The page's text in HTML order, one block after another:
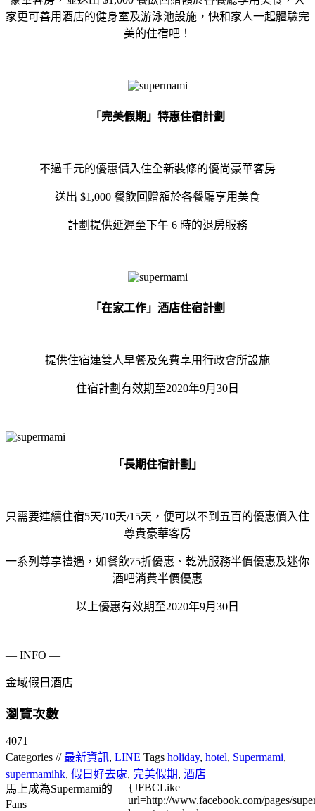
家更可善用酒店的健身室及游泳池設施，快和家人一起體驗完
美的住宿吧！
「完美假期」特惠住宿計劃
不過千元的優惠價入住全新裝修的優尚豪華客房
送出 $1,000 餐飲回贈額於各餐廳享用美食
計劃提供延遲至下午 6 時的退房服務
「在家工作」酒店住宿計劃
提供住宿連雙人早餐及免費享用行政會所設施
住宿計劃有效期至2020年9月30日
「長期住宿計劃」
只需要連續住宿5天/10天/15天，便可以不到五百的優惠價入住
尊貴豪華客房
一系列尊享禮遇，如餐飲75折優惠、乾洗服務半價優惠及迷你
酒吧消費半價優惠
以上優惠有效期至2020年9月30日
— INFO —
金域假日酒店
瀏覽次數
4071
Categories // 最新資訊, LINE Tags holiday, hotel, Supermami,
supermamihk, 假日好去處, 完美假期, 酒店
馬上成為Supermami的
Fans
{JFBCLike
url=http://www.facebook.com/pages/